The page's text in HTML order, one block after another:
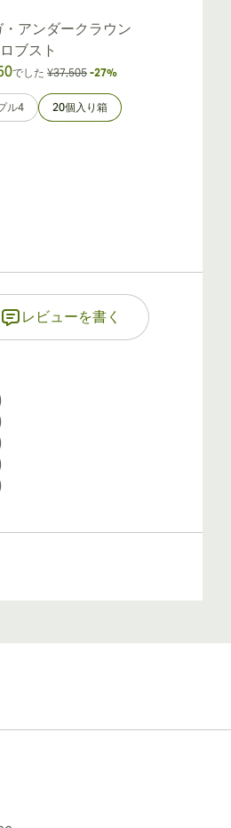
・アンダークラウン
ブスト
でした ¥37,505 -27%
ル4 20個入り箱
レビューを書く